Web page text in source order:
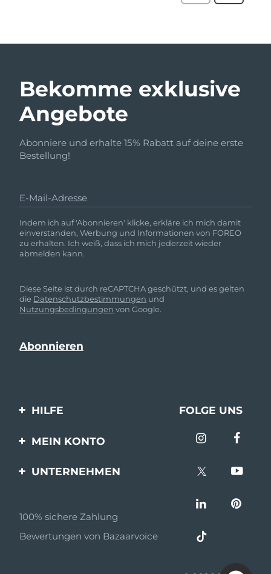
Bekomme exklusive
Angebote
Abonniere und erhalte 15% Rabatt auf deine erste
Bestellung!
E-Mail-Adresse
Indem ich auf 'Abonnieren' klicke, erkläre ich mich damit
einverstanden, Werbung und Informationen von FOREO
zu erhalten. Ich weiß, dass ich mich jederzeit wieder
abmelden kann.
Diese Seite ist durch reCAPTCHA geschützt, und es gelten
die Datenschutzbestimmungen und
Nutzungsbedingungen von Google.
HILFE
Kontaktiere uns
FOLGE UNS
MEIN KONTO
Produkt registrieren
UNTERNEHMEN
Partnerprogramm
Partner Nachrichten
100% sichere Zahlung
Bewertungen von Bazaarvoice